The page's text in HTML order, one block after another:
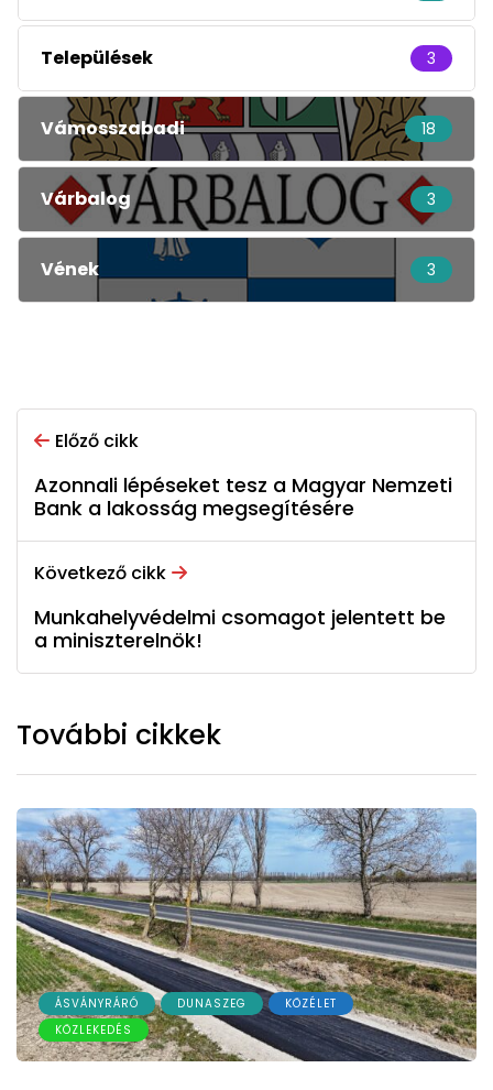
Települések 3
Vámosszabadi 18
Várbalog 3
Vének 3
Előző cikk
Azonnali lépéseket tesz a Magyar Nemzeti
Bank a lakosság megsegítésére
Következő cikk
Munkahelyvédelmi csomagot jelentett be
a miniszterelnök!
További cikkek
ÁSVÁNYRÁRÓ DUNASZEG
KÖZÉLET
KÖZLEKEDÉS